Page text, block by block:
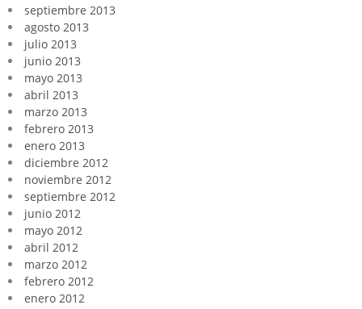
septiembre 2013
agosto 2013
julio 2013
junio 2013
mayo 2013
abril 2013
marzo 2013
febrero 2013
enero 2013
diciembre 2012
noviembre 2012
septiembre 2012
junio 2012
mayo 2012
abril 2012
marzo 2012
febrero 2012
enero 2012